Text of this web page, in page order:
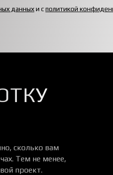
данныхи сполитикой
сколько вам
Тем не менее,
проект.